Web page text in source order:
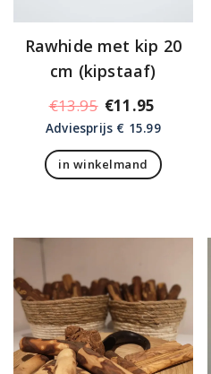
Rawhide met kip 20
cm (kipstaaf)
€13.95 Oorspronkelijke
prijs
was:
€13.95.
€11.95
prijs
€11.95.
Adviesprijs € 15.99
in winkelmand